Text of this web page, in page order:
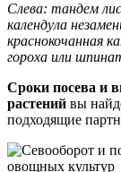
Слева: тандем
календула
краснокочанная
гороха или
Сроки посева и
растений вы
подходящие